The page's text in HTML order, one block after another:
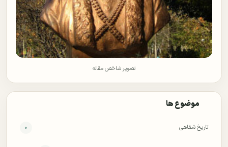
تصویر شاخص مقاله
موضوع ها
تاریخ شفاهی ۰